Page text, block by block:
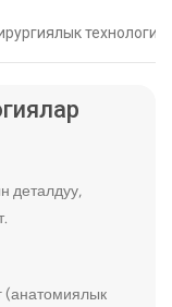
Толук
деталдуу,
(анатомиялык